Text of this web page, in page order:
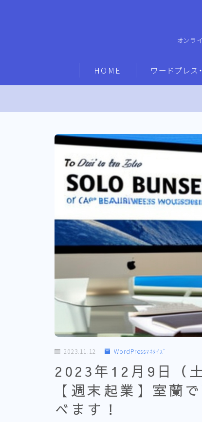
オンラ
HOME ワードプレス
2023.11.12 WordPressﾏﾈﾀｲｽﾞ
2023年12月9日（
【週末起業】室蘭
べます！